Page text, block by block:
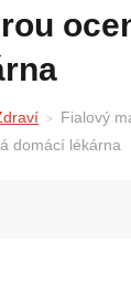
Fialový
domácí lékárna